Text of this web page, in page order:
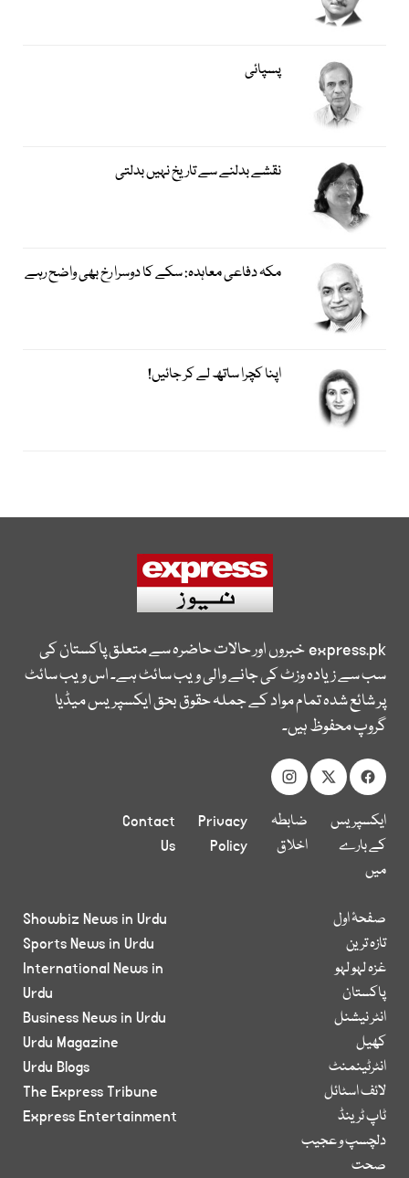
پسپائی
نقشے بدلنے سے تاریخ نہیں بدلتی
مکہ دفاعی معاہدہ: سکے کا دوسرا رخ بھی واضح رہے
اپنا کچرا ساتھ لے کر جائیں!
express.pkخبروں اور حالات حاضرہ سے متعلق پاکستان کی
سب سے زیادہ وزٹ کی جانے والی ویب سائٹ ہے۔ اس ویب سائٹ
پر شائع شدہ تمام مواد کے جملہ حقوق بحق ایکسپریس میڈیا
گروپ محفوظ ہیں۔
ایکسپریس
کے بارے
میں
ضابطہ
اخلاق
Privacy
Policy
Contact
Us
صفحۂ اول
تازہ ترین
غزہ لہو لہو
پاکستان
انٹر نیشنل
کھیل
انٹرٹینمنٹ
لائف اسٹائل
ٹاپ ٹرینڈ
دلچسپ و عجیب
صحت
Showbiz News in Urdu
Sports News in Urdu
International News in
Urdu
Business News in Urdu
Urdu Magazine
Urdu Blogs
The Express Tribune
Express Entertainment